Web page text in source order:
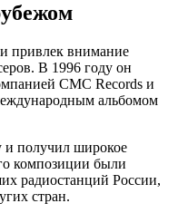
привлек внимание
В 1996 году он
CMC Records и
альбомом
получил широкое
композиции были
радиостанций России,
стран.